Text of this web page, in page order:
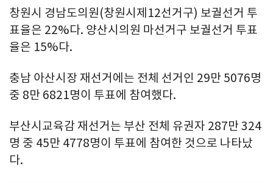
창원시 경남도의원(창원시제12선거구) 보궐선거 투
표율은 22%다. 양산시의원 마선거구 보궐선거 투표
율은 15%다.
충남 아산시장 재선거에는 전체 선거인 29만 5076명
중 8만 6821명이 투표에 참여했다.
부산시교육감 재선거는 부산 전체 유권자 287만 324
명 중 45만 4778명이 투표에 참여한 것으로 나타났
다.